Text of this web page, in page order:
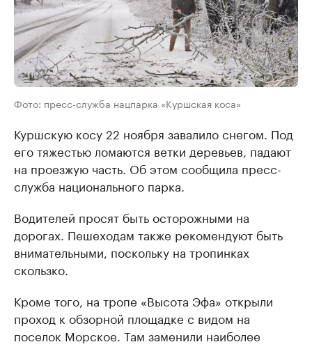
Фото: пресс-служба нацпарка «Куршская коса»
Куршскую косу 22 ноября завалило снегом. Под
его тяжестью ломаются ветки деревьев, падают
на проезжую часть. Об этом сообщила пресс-
служба национального парка.
Водителей просят быть осторожными на
дорогах. Пешеходам также рекомендуют быть
внимательными, поскольку на тропинках
скользко.
Кроме того, на тропе «Высота Эфа» открыли
проход к обзорной площадке с видом на
поселок Морское. Там заменили наиболее